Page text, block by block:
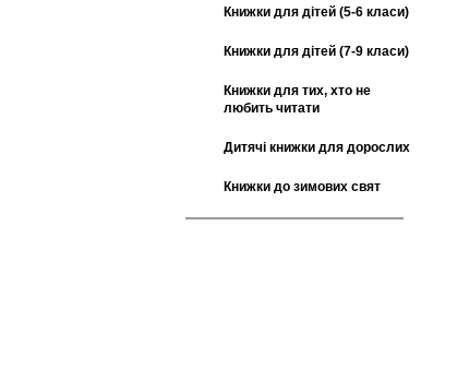
Книжки для дітей (5-6 класи)
Книжки для дітей (7-9 класи)
Книжки для тих, хто не
любить читати
Дитячі книжки для дорослих
Книжки до зимових свят